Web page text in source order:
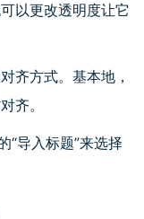
以更改透明度让它
齐方式。基本地，
齐。
“导入标题”来选择